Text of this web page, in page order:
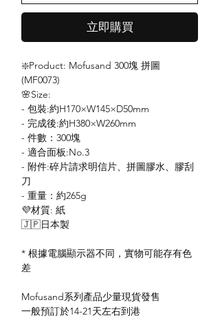
立即購買
❇️Product: Mofusand 300塊 拼圖
(MF0073)
🌸Size:
- 包裝:約H170×W145×D50mm
- 完成後:約H380×W260mm
- 件數：300塊
- 適合面板:No.3
- 附件:碎片請求明信片、拼圖膠水、膠刮
刀
- 重量：約265g
💜材質: 紙
🇯🇵日本製
* 根據電腦顯示器不同，實物可能存有色
差
Mofusand系列產品少量現貨發售
一般預訂於14-21天左右到港